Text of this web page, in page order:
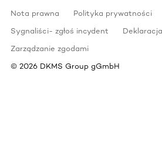
Nota prawna Polityka prywatności
Sygnaliści- zgłoś incydent
Zarządzanie zgodami
© 2026 DKMS Group gGmbH